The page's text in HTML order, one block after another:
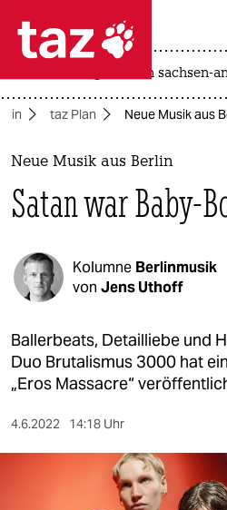
 taz zahl ich
taz zahl ich
themen
politik
öko
gesellschaft
kultur
sport
nord
landtagswahl in sachsen-
taz Plan Neue Musik aus
Neue Musik aus Berlin
Satan war Baby-
Kolumne Berlinmusik
von Jens Uthoff
Ballerbeats, Detailliebe und
Duo Brutalismus 3000 hat
„Eros Massacre“
4.6.2022 14:18 Uhr